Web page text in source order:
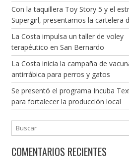
Con la taquillera Toy Story 5 y el
Supergirl, presentamos la cartelera
La Costa impulsa un taller de voley
terapéutico en San Bernardo
La Costa inicia la campaña de
antirrábica para perros y gatos
Se presentó el programa Incuba
para fortalecer la producción local
COMENTARIOS RECIENTES